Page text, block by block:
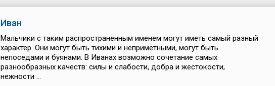
Иван
Мальчики с таким распространенным именем могут иметь самый разный
характер. Они могут быть тихими и неприметными, могут быть
непоседами и буянами. В Иванах возможно сочетание самых
разнообразных качеств: силы и слабости, добра и жестокости,
нежности ...